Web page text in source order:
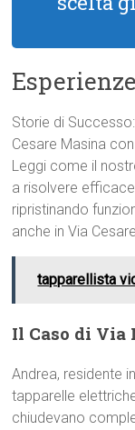
Storie di
Cesare Masina
Leggi come il
a risolvere
ripristinando
anche in Via
tapparellista
Il Caso di Via
Andrea, residente
tapparelle
chiudevano